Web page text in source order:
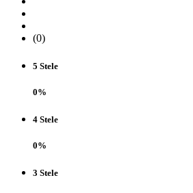
(0)
5 Stele
0%
4 Stele
0%
3 Stele